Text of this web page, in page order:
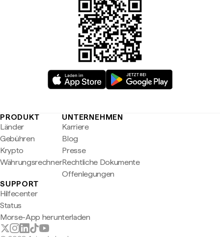
PRODUKT
Länder
Gebühren
Krypto
Währungsrechner
UNTERNEHMEN
Karriere
Blog
Presse
Rechtliche Dokumente
Offenlegungen
SUPPORT
Hilfecenter
Status
Morse-App herunterladen